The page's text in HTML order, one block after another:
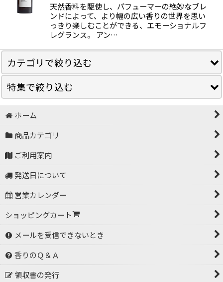
天然香料を駆使し、パフューマーの絶妙なブレ
ンドによって、より幅の広い香りの世界を思い
っきり楽しむことができる、エモーショナルフ
レグランス。 アン…
カテゴリで絞り込む
香水《ラリック》
香水《ブリオーニ》
香水《100BON（ソンボン）》
香水《パルファン・ロジーヌ パリ》
調合香料（5g）
調合香料（20g）
調合香料（大量）
調合香料（香りサンプル）
天然香料
特集で絞り込む
当店オリジナル商品
木香厘（きこり）
秋田スギ
ブルガリアンローズ
天然成分
空間：リラックス気分
空間：リフレッシュ気分
空間：優しい気分
ホーム
商品カテゴリ
ご利用案内
発送日について
営業カレンダー
ショッピングカート
メールを受信できないとき
香りのＱ＆Ａ
領収書の発行